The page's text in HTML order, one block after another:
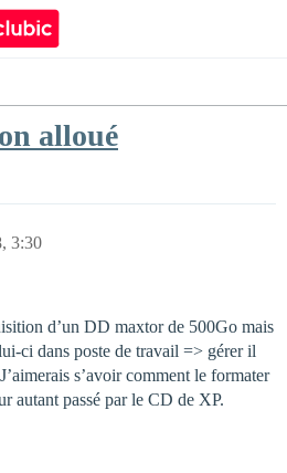
alloué
3:30
d’un DD maxtor de 500Go mais
ci dans poste de travail => gérer il
s’avoir comment le formater
autant passé par le CD de XP.